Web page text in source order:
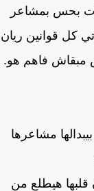
بحس بمشاعر
قوانين ريان
فاهم هو.
مشاعرها
هيطلع من